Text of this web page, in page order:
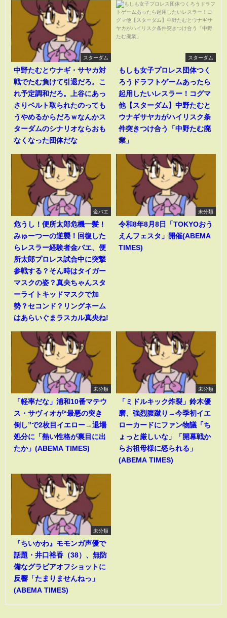
スターダム
中野たむとウナギ・サヤカ対
戦でたむ負けて引退だろ。こ
れ予定調和だろ。上谷にあっ
さりベルト取られたのっても
うやめるからだろｗなんかス
ターダムのシナリオならおも
なくなった団体だな
スターダム
もしも女子プロレス団体つく
ろうドラフトゲームあったら
起用したいレスラー！コグマ
他【スターダム】中野たむと
ウナギサヤカがハイリスク条
件突きつけ合う「中野たむ廃
業」
金バエ
危うし！便所太郎危機一髪！
みゅーつーの逆襲！回復した
らレスラー経験者金バエ、便
所太郎プロレス試合中に突撃
参戦する？そん時はタイガー
マスクの姿？真央ちゃんスタ
ーライトキッドマスクで加
勢？セコンド？リングネーム
はあらいぐまラスカル真央ね!
未分類
令和8年8月8日「TOKYOおう
えんフェスタ」開催(ABEMA
TIMES)
未分類
「軽率だな」浦和10番マテウ
ス・サヴィオが“最悪の突き
倒し”で2枚目イエロー→退場
処分に「熱い性格が裏目に出
たか」(ABEMA TIMES)
未分類
「ミドルキック炸裂」鈴木優
磨、強烈腹蹴り→今季初イエ
ローカードにファン物議「ち
ょっと厳しいな」「開幕戦か
らお祖母様に怒られる」
(ABEMA TIMES)
未分類
『ちいかわ』モモンガ声優で
話題・井口裕香（38）、無防
備なグラビアオフショットに
反響「たまりませんねっ」
(ABEMA TIMES)